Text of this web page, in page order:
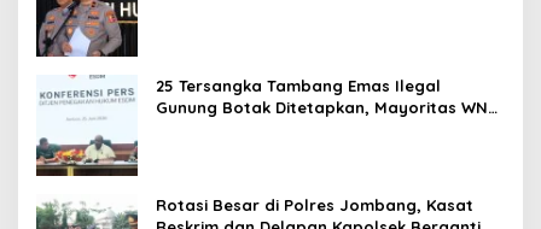
25 Tersangka Tambang Emas Ilegal
Gunung Botak Ditetapkan, Mayoritas WN
Rotasi Besar di Polres Jombang, Kasat